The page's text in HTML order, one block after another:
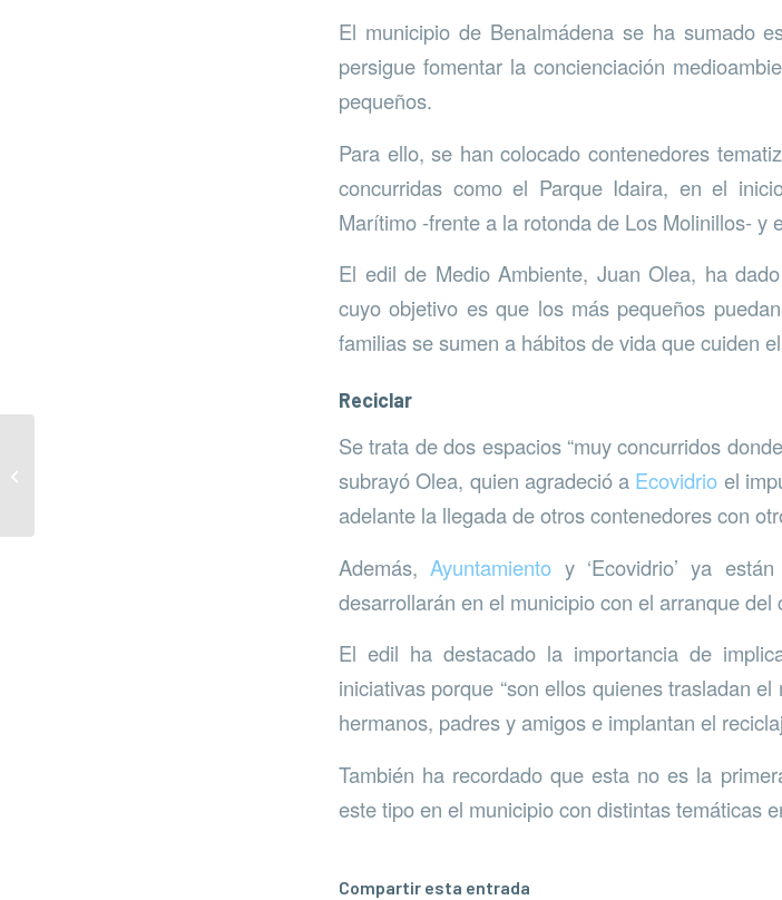
El municipio de Benalmádena se ha sumado
persigue fomentar la concienciación
pequeños.
Para ello, se han colocado contenedores
concurridas como el Parque Idaira, en el
Marítimo -frente a la rotonda de Los Molinillos- y
El edil de Medio Ambiente, Juan Olea, ha
cuyo objetivo es que los más pequeños
familias se sumen a hábitos de vida que cuiden
Reciclar
Se trata de dos espacios “muy concurridos
subrayó Olea, quien agradeció a Ecovidrio el
adelante la llegada de otros contenedores con
Además,Ayuntamiento y ‘Ecovidrio’ ya
desarrollarán en el municipio con el arranque del
El edil ha destacado la importancia de
iniciativas porque “son ellos quienes trasladan
hermanos, padres y amigos e implantan el
También ha recordado que esta no es la
este tipo en el municipio con distintas temáticas
Compartir esta entrada